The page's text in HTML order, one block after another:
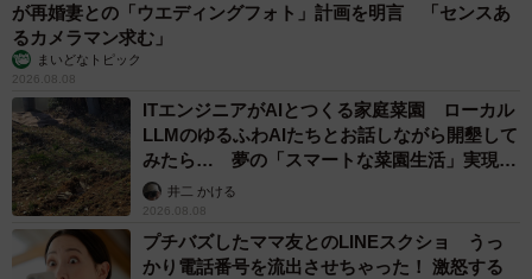
が再婚妻との「ウエディングフォト」計画を明言 「センスあ
るカメラマン求む」
まいどなトピック
2026.08.08
ITエンジニアがAIとつくる家庭菜園 ローカル
LLMのゆるふわAIたちとお話しながら開墾して
みたら… 夢の「スマートな菜園生活」実現な
るか井二 かける
2026.08.08
プチバズしたママ友とのLINEスクショ うっ
かり電話番号を流出させちゃった！ 激怒する